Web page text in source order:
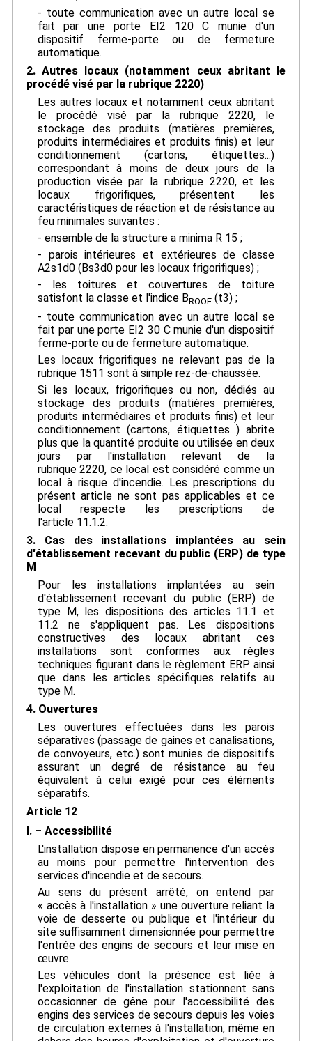
- toute communication avec un autre local se
fait par une porte EI2 120 C munie d'un
dispositif ferme-porte ou de fermeture
automatique.
2. Autres locaux (notamment ceux abritant le
procédé visé par la rubrique 2220)
Les autres locaux et notamment ceux abritant
le procédé visé par la rubrique 2220, le
stockage des produits (matières premières,
produits intermédiaires et produits finis) et leur
conditionnement (cartons, étiquettes...)
correspondant à moins de deux jours de la
production visée par la rubrique 2220, et les
locaux frigorifiques, présentent les
caractéristiques de réaction et de résistance au
feu minimales suivantes :
- ensemble de la structure a minima R 15 ;
- parois intérieures et extérieures de classe
A2s1d0 (Bs3d0 pour les locaux frigorifiques) ;
- les toitures et couvertures de toiture
satisfont la classe et l'indice BROOF(t3) ;
- toute communication avec un autre local se
fait par une porte EI2 30 C munie d'un dispositif
ferme-porte ou de fermeture automatique.
Les locaux frigorifiques ne relevant pas de la
rubrique 1511 sont à simple rez-de-chaussée.
Si les locaux, frigorifiques ou non, dédiés au
stockage des produits (matières premières,
produits intermédiaires et produits finis) et leur
conditionnement (cartons, étiquettes...) abrite
plus que la quantité produite ou utilisée en deux
jours par l'installation relevant de la
rubrique 2220, ce local est considéré comme un
local à risque d'incendie. Les prescriptions du
présent article ne sont pas applicables et ce
local respecte les prescriptions de
l'article 11.1.2.
3. Cas des installations implantées au sein
d'établissement recevant du public (ERP) de type
M
Pour les installations implantées au sein
d'établissement recevant du public (ERP) de
type M, les dispositions des articles 11.1 et
11.2 ne s'appliquent pas. Les dispositions
constructives des locaux abritant ces
installations sont conformes aux règles
techniques figurant dans le règlement ERP ainsi
que dans les articles spécifiques relatifs au
type M.
4. Ouvertures
Les ouvertures effectuées dans les parois
séparatives (passage de gaines et canalisations,
de convoyeurs, etc.) sont munies de dispositifs
assurant un degré de résistance au feu
équivalent à celui exigé pour ces éléments
séparatifs.
Article 12
I. – Accessibilité
L'installation dispose en permanence d'un accès
au moins pour permettre l'intervention des
services d'incendie et de secours.
Au sens du présent arrêté, on entend par
« accès à l'installation » une ouverture reliant la
voie de desserte ou publique et l'intérieur du
site suffisamment dimensionnée pour permettre
l'entrée des engins de secours et leur mise en
œuvre.
Les véhicules dont la présence est liée à
l'exploitation de l'installation stationnent sans
occasionner de gêne pour l'accessibilité des
engins des services de secours depuis les voies
de circulation externes à l'installation, même en